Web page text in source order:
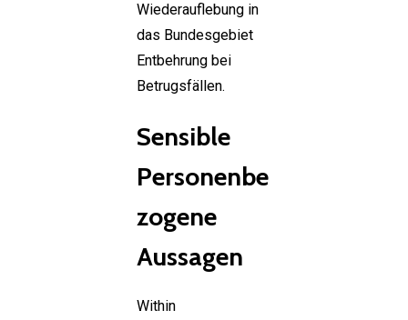
Wiederauflebung in
das Bundesgebiet
Entbehrung bei
Betrugsfällen.
Sensible
Personenbe
zogene
Aussagen
Within